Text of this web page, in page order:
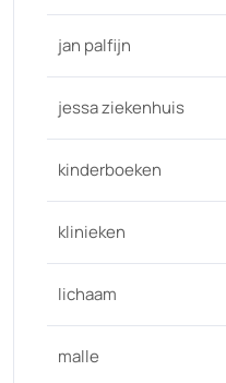
jan palfijn
jessa ziekenhuis
kinderboeken
klinieken
lichaam
malle